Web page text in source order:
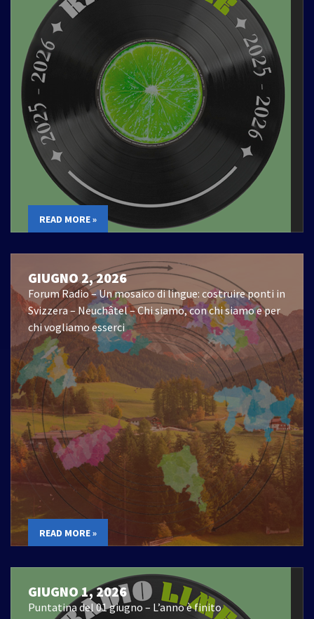
READ MORE »
GIUGNO 2, 2026
Forum Radio – Un mosaico di lingue: costruire ponti in
Svizzera – Neuchâtel – Chi siamo, con chi siamo e per
chi vogliamo esserci
READ MORE »
GIUGNO 1, 2026
Puntatina del 01 giugno – L’anno è finito